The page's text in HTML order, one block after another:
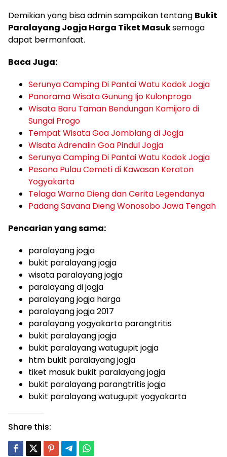
Demikian yang bisa admin sampaikan tentang Bukit
Paralayang Jogja Harga Tiket Masuksemoga
dapat bermanfaat.
Baca Juga:
Serunya Camping Di Pantai Watu Kodok Jogja
Panorama Wisata Gunung Ijo Kulonprogo
Wisata Baru Taman Bendungan Kamijoro di
Sungai Progo
Tempat Wisata Goa Jomblang di Jogja
Wisata Adrenalin Goa Pindul Jogja
Serunya Camping Di Pantai Watu Kodok Jogja
Pesona Pulau Cemeti di Kawasan Keraton
Yogyakarta
Telaga Warna Dieng dan Cerita Legendanya
Padang Savana Dieng Wonosobo Jawa Tengah
Pencarian yang sama:
paralayang jogja
bukit paralayang jogja
wisata paralayang jogja
paralayang di jogja
paralayang jogja harga
paralayang jogja 2017
paralayang yogyakarta parangtritis
bukit paralayang jogja
bukit paralayang watugupit jogja
htm bukit paralayang jogja
tiket masuk bukit paralayang jogja
bukit paralayang parangtritis jogja
bukit paralayang watugupit yogyakarta
Share this: